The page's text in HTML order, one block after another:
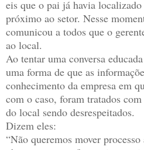
eis que o pai já havia
próximo ao setor. Nesse
comunicou a todos que o
ao local.
Ao tentar uma conversa
uma forma de que as
conhecimento da empresa em
com o caso, foram tratados
do local sendo desrespeitados.
Dizem eles:
“Não queremos mover